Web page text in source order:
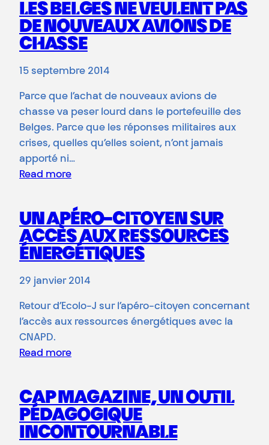
LES BELGES NE VEULENT PAS
DE NOUVEAUX AVIONS DE
CHASSE
15 septembre 2014
Parce que l’achat de nouveaux avions de
chasse va peser lourd dans le portefeuille des
Belges. Parce que les réponses militaires aux
crises, quelles qu’elles soient, n’ont jamais
apporté ni…
Read more
UN APÉRO-CITOYEN SUR
ACCÈS AUX RESSOURCES
ÉNERGÉTIQUES
29 janvier 2014
Retour d’Ecolo-J sur l’apéro-citoyen concernant
l’accès aux ressources énergétiques avec la
CNAPD.
Read more
CAP MAGAZINE, UN OUTIL
PÉDAGOGIQUE
INCONTOURNABLE